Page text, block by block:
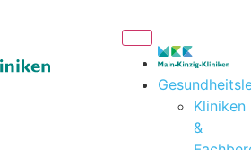
Kliniken
&